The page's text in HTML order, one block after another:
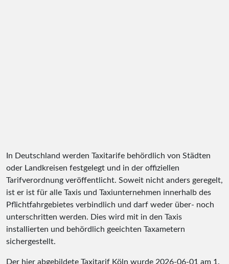
In Deutschland werden Taxitarife behördlich von Städten
oder Landkreisen festgelegt und in der offiziellen
Tarifverordnung veröffentlicht. Soweit nicht anders geregelt,
ist er ist für alle Taxis und Taxiunternehmen innerhalb des
Pflichtfahrgebietes verbindlich und darf weder über- noch
unterschritten werden. Dies wird mit in den Taxis
installierten und behördlich geeichten Taxametern
sichergestellt.
Der hier abgebildete Taxitarif Köln wurde 2026-06-01 am 1.